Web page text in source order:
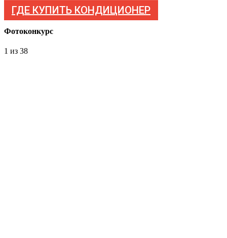
ГДЕ КУПИТЬ КОНДИЦИОНЕР
Фотоконкурс
1 из 38